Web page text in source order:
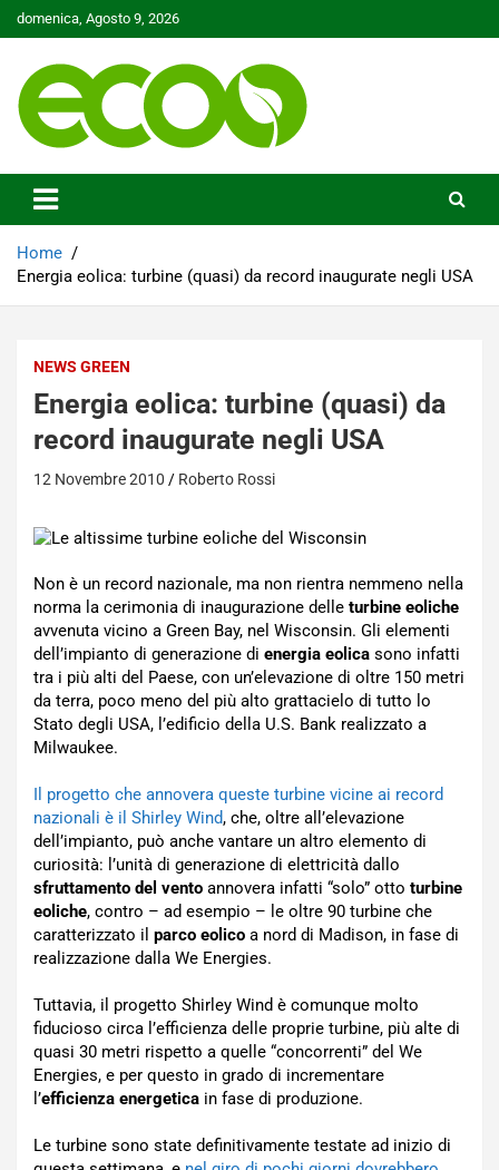
Skip
to
domenica, Agosto 9, 2026
Ecoo.it
Home
Energia eolica: turbine (quasi) da record inaugurate negli USA
NEWS GREEN
Energia eolica: turbine (quasi) da
record inaugurate negli USA
12 Novembre 2010 Roberto Rossi
Non è un record nazionale, ma non rientra nemmeno nella
norma la cerimonia di inaugurazione delle turbine eoliche
avvenuta vicino a Green Bay, nel Wisconsin. Gli elementi
dell’impianto di generazione di energia eolica sono infatti
tra i più alti del Paese, con un’elevazione di oltre 150 metri
da terra, poco meno del più alto grattacielo di tutto lo
Stato degli USA, l’edificio della U.S. Bank realizzato a
Milwaukee.
Il progetto che annovera queste turbine vicine ai record
nazionali è il Shirley Wind, che, oltre all’elevazione
dell’impianto, può anche vantare un altro elemento di
curiosità: l’unità di generazione di elettricità dallo
sfruttamento del vento annovera infatti “solo” otto turbine
eoliche, contro – ad esempio – le oltre 90 turbine che
caratterizzato il parco eolico a nord di Madison, in fase di
realizzazione dalla We Energies.
Tuttavia, il progetto Shirley Wind è comunque molto
fiducioso circa l’efficienza delle proprie turbine, più alte di
quasi 30 metri rispetto a quelle “concorrenti” del We
Energies, e per questo in grado di incrementare
l’efficienza energetica in fase di produzione.
Le turbine sono state definitivamente testate ad inizio di